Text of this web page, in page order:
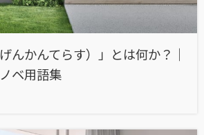
んかんてらす）」とは何か？｜
ベ用語集